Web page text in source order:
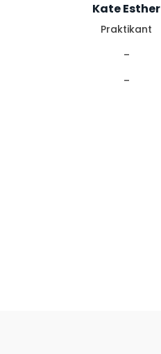
Kate Esther
Praktikant
–
–